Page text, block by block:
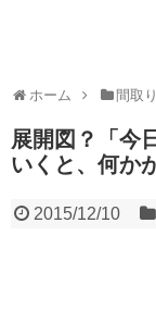
ホーム 間取
展開図？「今
いくと、何か
2015/12/10